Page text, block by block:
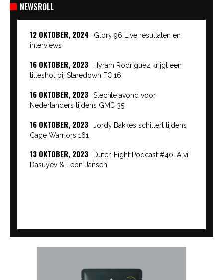
NEWSROLL
12 OKTOBER, 2024
Glory 96 Live resultaten en
interviews
16 OKTOBER, 2023
Hyram Rodriguez krijgt een
titleshot bij Staredown FC 16
16 OKTOBER, 2023
Slechte avond voor
Nederlanders tijdens GMC 35
16 OKTOBER, 2023
Jordy Bakkes schittert tijdens
Cage Warriors 161
13 OKTOBER, 2023
Dutch Fight Podcast #40: Alvi
Dasuyev & Leon Jansen